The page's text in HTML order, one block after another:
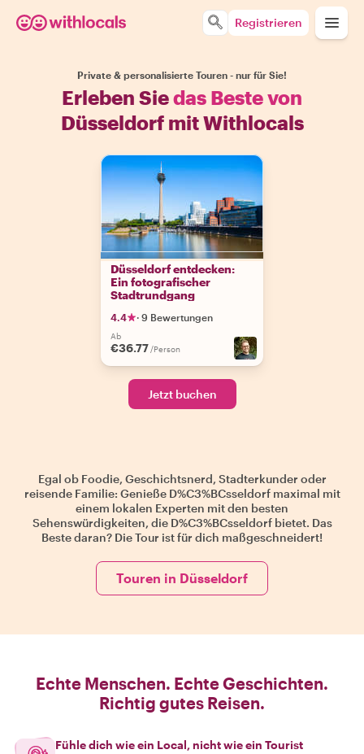
Registrieren
Private & personalisierte Touren - nur für Sie!
Erleben Siedas Beste von
Düsseldorf mit Withlocals
Düsseldorf entdecken:
Ein fotografischer
Stadtrundgang
4.4 · 9 Bewertungen
Ab
€36.77 /Person
Jetzt buchen
Egal ob Foodie, Geschichtsnerd, Stadterkunder oder
reisende Familie: Genieße D%C3%BCsseldorf maximal mit
einem lokalen Experten mit den besten
Sehenswürdigkeiten, die D%C3%BCsseldorf bietet. Das
Beste daran? Die Tour ist für dich maßgeschneidert!
Touren in Düsseldorf
Echte Menschen. Echte Geschichten.
Richtig gutes Reisen.
Fühle dich wie ein Local, nicht wie ein Tourist